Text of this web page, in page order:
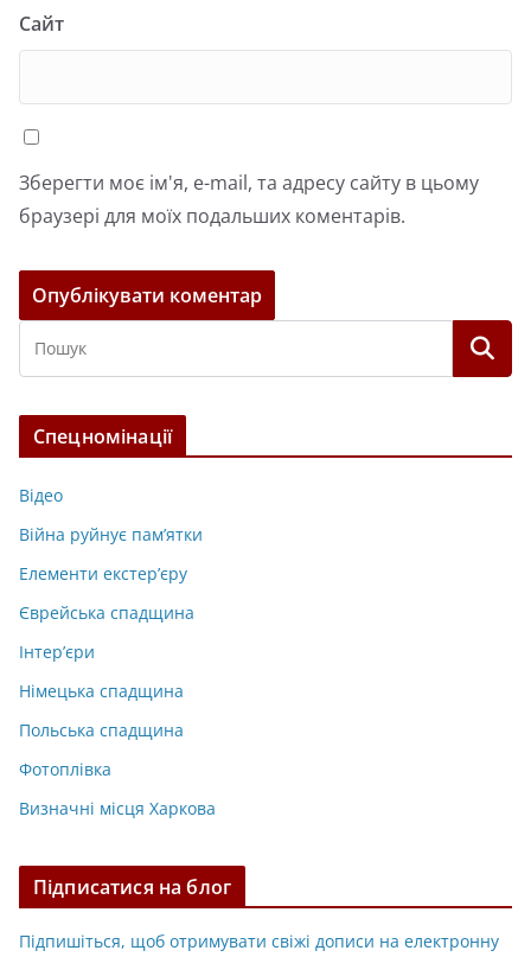
Сайт
Зберегти моє ім'я, e-mail, та адресу сайту в цьому
браузері для моїх подальших коментарів.
Спецномінації
Відео
Війна руйнує пам’ятки
Елементи екстер’єру
Єврейська спадщина
Інтер’єри
Німецька спадщина
Польська спадщина
Фотоплівка
Визначні місця Харкова
Підписатися на блог
Підпишіться, щоб отримувати свіжі дописи на електронну